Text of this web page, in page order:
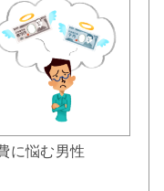
に悩む男性